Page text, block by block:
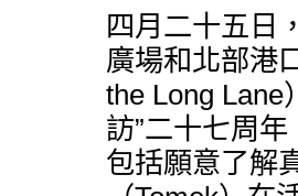
四月二十五日
廣場和北部港
the Long Lane
訪”二十七周
包括願意了解